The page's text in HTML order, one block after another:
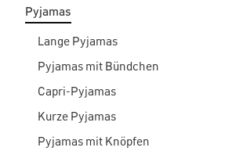
Pyjamas
Lange Pyjamas
Pyjamas mit Bündchen
Capri-Pyjamas
Kurze Pyjamas
Pyjamas mit Knöpfen